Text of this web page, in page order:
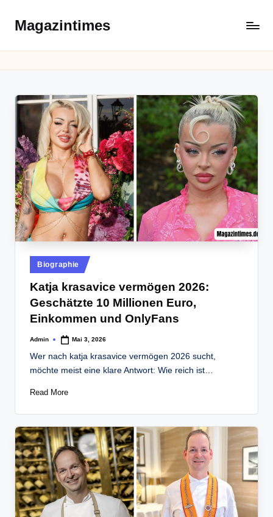
content
Magazintimes
Posted
in
Biographie
Katja krasavice vermögen 2026:
Geschätzte 10 Millionen Euro,
Einkommen und OnlyFans
Posted
Admin Mai 3, 2026
Wer nach katja krasavice vermögen 2026 sucht,
möchte meist eine klare Antwort: Wie reich ist…
Read More